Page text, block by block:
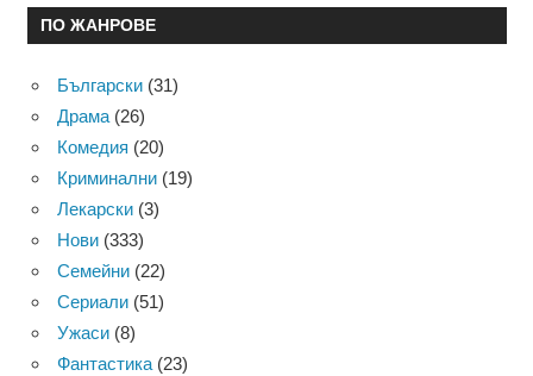
ПО ЖАНРОВЕ
Български (31)
Драма (26)
Комедия (20)
Криминални (19)
Лекарски (3)
Нови (333)
Семейни (22)
Сериали (51)
Ужаси (8)
Фантастика (23)